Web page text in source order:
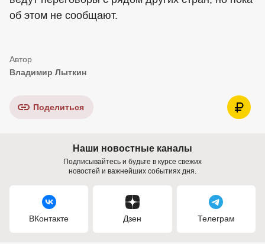
об этом не сообщают.
Владимир Лыткин
Поделиться
Наши новостные каналы
Подписывайтесь и будьте в курсе свежих
новостей и важнейших событиях дня.
ВКонтакте Дзен Телеграм